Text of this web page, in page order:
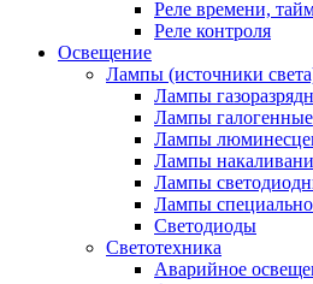
Реле времени,
Реле контроля
Освещение
Лампы (источники
Лампы
Лампы галогенные
Лампы
Лампы
Лампы
Лампы
Светодиоды
Светотехника
Аварийное